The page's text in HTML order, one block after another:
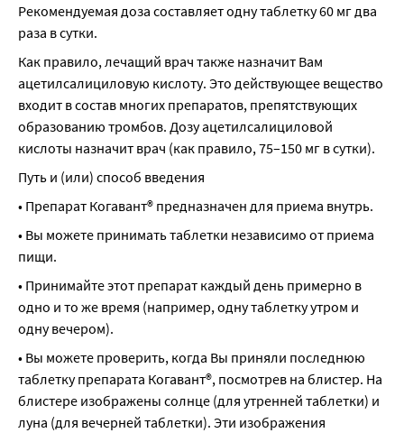
Рекомендуемая доза составляет одну таблетку 60 мг два
раза в сутки.
Как правило, лечащий врач также назначит Вам
ацетилсалициловую кислоту. Это действующее вещество
входит в состав многих препаратов, препятствующих
образованию тромбов. Дозу ацетилсалициловой
кислоты назначит врач (как правило, 75–150 мг в сутки).
Путь и (или) способ введения
• Препарат Когавант® предназначен для приема внутрь.
• Вы можете принимать таблетки независимо от приема
пищи.
• Принимайте этот препарат каждый день примерно в
одно и то же время (например, одну таблетку утром и
одну вечером).
• Вы можете проверить, когда Вы приняли последнюю
таблетку препарата Когавант®, посмотрев на блистер. На
блистере изображены солнце (для утренней таблетки) и
луна (для вечерней таблетки). Эти изображения